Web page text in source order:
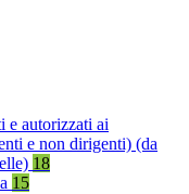
e autorizzati ai
e non dirigenti) (da
18
15